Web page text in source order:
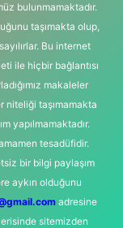
bulunmamaktadır.
taşımakta olup,
Bu internet
ile hiçbir bağlantısı
makaleler
niteliği taşımamakta
yapılmamaktadır.
tesadüfidir.
bir bilgi paylaşım
aykırı olduğunu
adresine
sitemizden